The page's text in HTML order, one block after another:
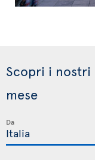
Scopri i nostri
mese
Da